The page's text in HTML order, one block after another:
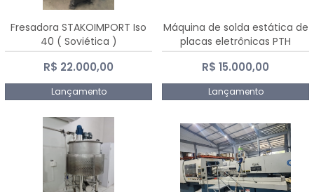
Fresadora STAKOIMPORT Iso
40 ( Soviética )
R$ 22.000,00
Lançamento
Máquina de solda estática de
placas eletrônicas PTH
DIALSAT
R$ 15.000,00
Lançamento